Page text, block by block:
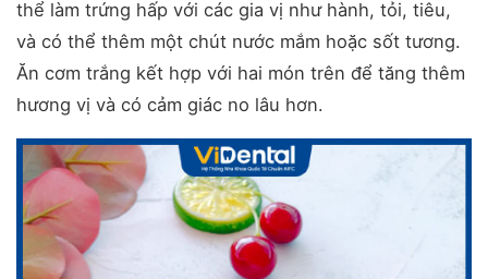
thể làm trứng hấp với các gia vị như hành, tỏi, tiêu,
và có thể thêm một chút nước mắm hoặc sốt tương.
Ăn cơm trắng kết hợp với hai món trên để tăng thêm
hương vị và có cảm giác no lâu hơn.